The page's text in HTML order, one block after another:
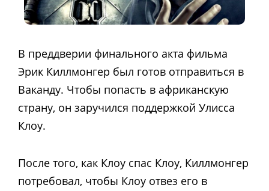
В преддверии финального акта фильма
Эрик Киллмонгер был готов отправиться в
Ваканду. Чтобы попасть в африканскую
страну, он заручился поддержкой Улисса
Клоу.
После того, как Клоу спас Клоу, Киллмонгер
потребовал, чтобы Клоу отвез его в